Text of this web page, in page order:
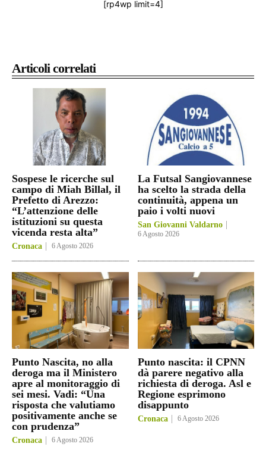
Articoli correlati
Sospese le ricerche sul
campo di Miah Billal, il
Prefetto di Arezzo:
“L’attenzione delle
istituzioni su questa
vicenda resta alta”
Cronaca 6 Agosto 2026
La Futsal Sangiovannese
ha scelto la strada della
continuità, appena un
paio i volti nuovi
San Giovanni Valdarno
6 Agosto 2026
Punto Nascita, no alla
deroga ma il Ministero
apre al monitoraggio di
sei mesi. Vadi: “Una
risposta che valutiamo
positivamente anche se
con prudenza”
Cronaca 6 Agosto 2026
Punto nascita: il CPNN
dà parere negativo alla
richiesta di deroga. Asl e
Regione esprimono
disappunto
Cronaca 6 Agosto 2026
[rp4wp limit=4]